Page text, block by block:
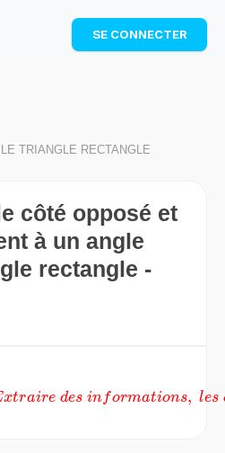
: révise les maths cet
gratuit et progresse avec des
SE CONNECTER
TRIANGLE RECTANGLE
côté opposé et
à un angle
rectangle -
xtraire des informations, les